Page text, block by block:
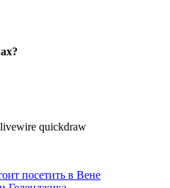
quickdraw
посетить в Вене